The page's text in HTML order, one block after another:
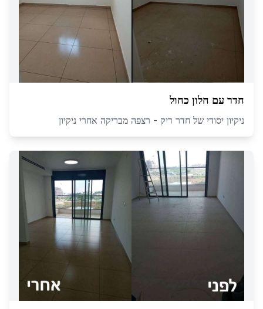
חדר עם חלון כחול
ניקיון יסודי של חדר ריק - רצפה מבריקה אחרי ניקיון